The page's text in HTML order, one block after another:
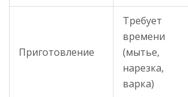
Приготовление
Требует
времени
(мытье,
нарезка,
варка)